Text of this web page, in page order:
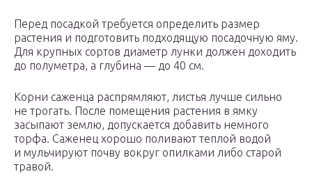
Перед посадкой требуется определить размер
растения и подготовить подходящую посадочную яму.
Для крупных сортов диаметр лунки должен доходить
до полуметра, а глубина — до 40 см.
Корни саженца распрямляют, листья лучше сильно
не трогать. После помещения растения в ямку
засыпают землю, допускается добавить немного
торфа. Саженец хорошо поливают теплой водой
и мульчируют почву вокруг опилками либо старой
травой.